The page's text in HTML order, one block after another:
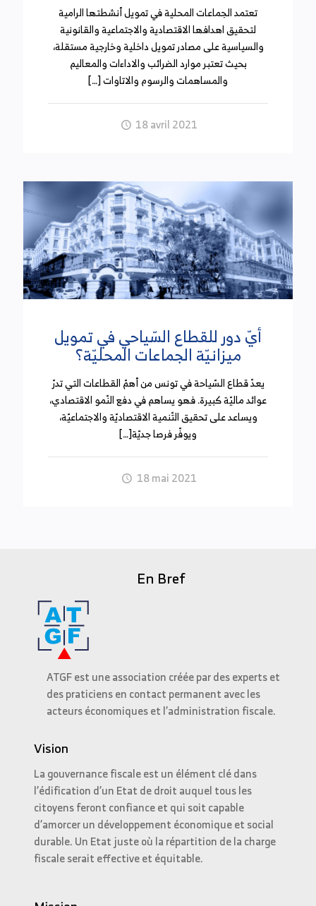
تعتمد الجماعات المحلية في تمويل أنشطتها الرامية
لتحقيق اهدافها الاقتصادية والاجتماعية والقانونية
والسياسية على مصادر تمويل داخلية وخارجية مستقلة،
بحيث تعتبر موارد الضرائب والاداءات والمعاليم
والمساهمات والرسوم والاتاوات […]
18 avril 2021
أيّ دور للقطاع السّياحي في تمويل
ميزانيّة الجماعات المحليّة؟
يعدّ قطاع السّياحة في تونس من أهمّ القطاعات التي تدرّ
عوائد ماليّة كبيرة. فهو يساهم في دفع النّمو الاقتصادي،
ويساعد على تحقيق التّنمية الاقتصاديّة والاجتماعيّة،
ويوفّر فرصا جديّة[…]
18 mai 2021
En Bref
ATGF est une association créée par des experts et
des praticiens en contact permanent avec les
acteurs économiques et l’administration fiscale.
Vision
La gouvernance fiscale est un élément clé dans
l’édification d’un Etat de droit auquel tous les
citoyens feront confiance et qui soit capable
d’amorcer un développement économique et social
durable. Un Etat juste où la répartition de la charge
fiscale serait effective et équitable.